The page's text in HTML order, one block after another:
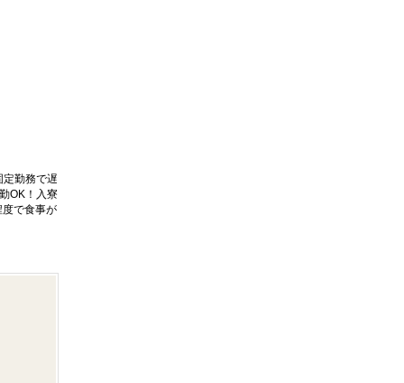
勤務で遅
OK！入寮
で食事が